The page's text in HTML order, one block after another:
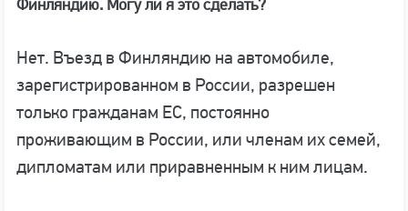
Финляндию. Могу ли я это сделать?
Нет. Въезд в Финляндию на автомобиле,
зарегистрированном в России, разрешен
только гражданам ЕС, постоянно
проживающим в России, или членам их семей,
дипломатам или приравненным к ним лицам.